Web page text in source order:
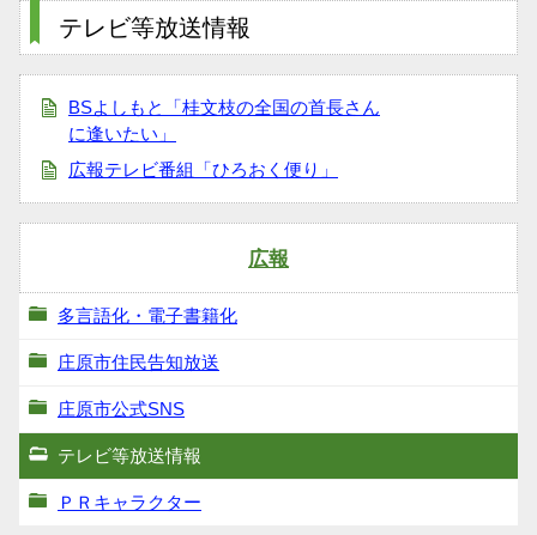
テレビ等放送情報
BSよしもと「桂文枝の全国の首長さん
に逢いたい」
広報テレビ番組「ひろおく便り」
広報
多言語化・電子書籍化
庄原市住民告知放送
庄原市公式SNS
テレビ等放送情報
ＰＲキャラクター